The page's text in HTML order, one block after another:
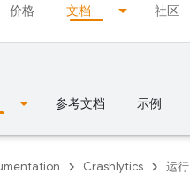
价格 文档 社区
参考文档 示例
Crashlytics 运行